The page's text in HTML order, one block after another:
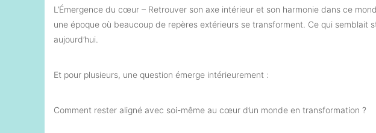
L’Émergence du cœur – Retrouver son axe intérieur et son harmonie dans ce
une époque où beaucoup de repères extérieurs se transforment. Ce qui semblait
aujourd’hui.
Et pour plusieurs, une question émerge intérieurement :
Comment rester aligné avec soi-même au cœur d’un monde en transformation ?